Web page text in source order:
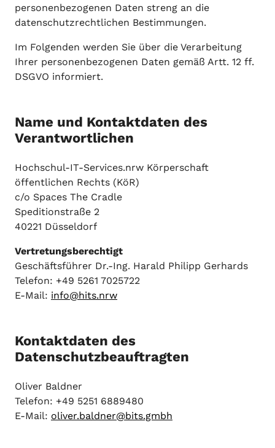
personenbezogenen Daten streng an die
datenschutzrechtlichen Bestimmungen.
Im Folgenden werden Sie über die Verarbeitung
Ihrer personenbezogenen Daten gemäß Artt. 12 ff.
DSGVO informiert.
Name und Kontaktdaten des
Verantwortlichen
Hochschul-IT-Services.nrw Körperschaft
öffentlichen Rechts (KöR)
c/o Spaces The Cradle
Speditionstraße 2
40221 Düsseldorf
Vertretungsberechtigt
Geschäftsführer Dr.-Ing. Harald Philipp Gerhards
Telefon: +49 5261 7025722
E-Mail: info@hits.nrw
Kontaktdaten des
Datenschutzbeauftragten
Oliver Baldner
Telefon: +49 5251 6889480
E-Mail: oliver.baldner@bits.gmbh